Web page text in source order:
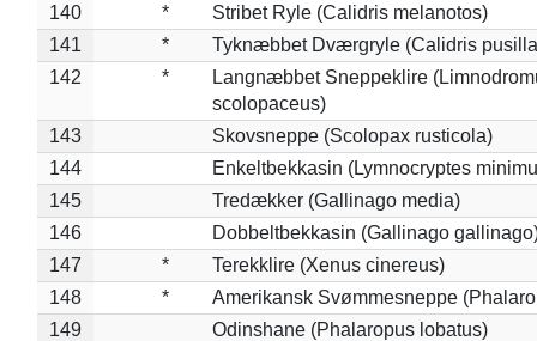
140
*
Stribet Ryle (Calidris melanotos)
141
*
Tyknæbbet Dværgryle (Calidris
142
*
Langnæbbet Sneppeklire
scolopaceus)
143
Skovsneppe (Scolopax rusticola)
144
Enkeltbekkasin (Lymnocryptes
145
Tredækker (Gallinago media)
146
Dobbeltbekkasin (Gallinago
147
*
Terekklire (Xenus cinereus)
148
*
Amerikansk Svømmesneppe
149
Odinshane (Phalaropus lobatus)